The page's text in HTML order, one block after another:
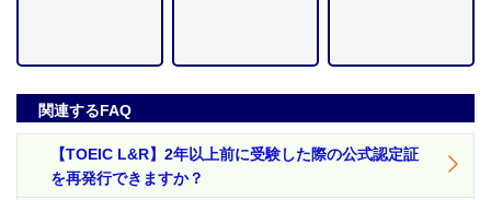
関連するFAQ
【TOEIC L&R】2年以上前に受験した際の公式認定証
を再発行できますか？